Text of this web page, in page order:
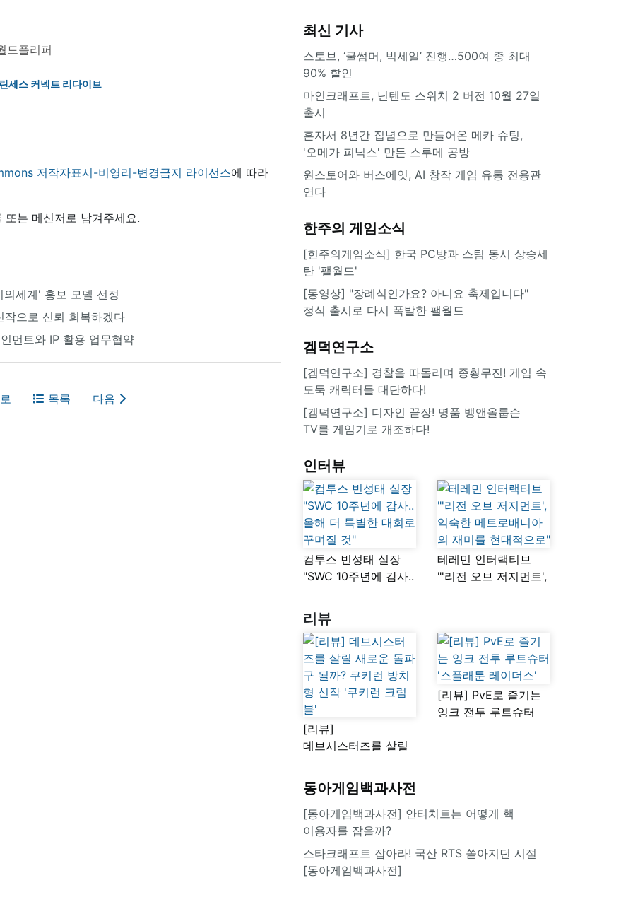
드플리퍼
세스 커넥트 리다이브
저작자표시-비영리-변경금지 라이선스에 따라
또는 메신저로 남겨주세요.
세계' 홍보 모델 선정
으로 신뢰 회복하겠다
먼트와 IP 활용 업무협약
목록 다음
최신 기사
스토브, ‘쿨썸머, 빅세일’ 진행…500여 종 최대
90% 할인
마인크래프트, 닌텐도 스위치 2 버전 10월 27일
출시
혼자서 8년간 집념으로 만들어온 메카 슈팅,
'오메가 피닉스' 만든 스루메 공방
원스토어와 버스에잇, AI 창작 게임 유통 전용관
연다
한주의 게임소식
[힌주의게임소식] 한국 PC방과 스팀 동시 상승세
탄 '팰월드'
[동영상] "장례식인가요? 아니요 축제입니다"
정식 출시로 다시 폭발한 팰월드
겜덕연구소
[겜덕연구소] 경찰을 따돌리며 종횡무진! 게임 속
도둑 캐릭터들 대단하다!
[겜덕연구소] 디자인 끝장! 명품 뱅앤올룹슨
TV를 게임기로 개조하다!
인터뷰
컴투스 빈성태 실장
"SWC 10주년에 감사..
꾸며질 것"
테레민 인터랙티브
"'리전 오브 저지먼트',
리뷰
[리뷰]
데브시스터즈를 살릴
쿠키런 방치형 신작
'쿠키런 크럼블'
[리뷰] PvE로 즐기는
잉크 전투 루트슈터
동아게임백과사전
[동아게임백과사전] 안티치트는 어떻게 핵
이용자를 잡을까?
스타크래프트 잡아라! 국산 RTS 쏟아지던 시절
[동아게임백과사전]